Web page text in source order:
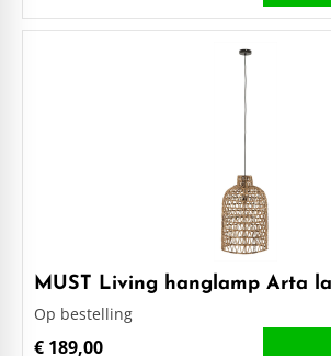
MUST Living hanglamp Arta
Op bestelling
€ 189,00